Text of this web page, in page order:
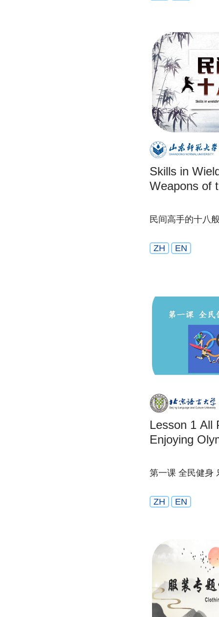
Skills in
Weapons of
民间高手的十八
ZH EN
Lesson 1 All People’s Fitness by
Enjoying
第一课 全民健身
ZH EN